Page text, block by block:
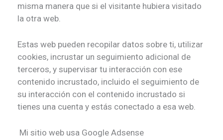
misma manera que si el visitante hubiera visitado
la otra web.
Estas web pueden recopilar datos sobre ti, utilizar
cookies, incrustar un seguimiento adicional de
terceros, y supervisar tu interacción con ese
contenido incrustado, incluido el seguimiento de
su interacción con el contenido incrustado si
tienes una cuenta y estás conectado a esa web.
Mi sitio web usa Google Adsense